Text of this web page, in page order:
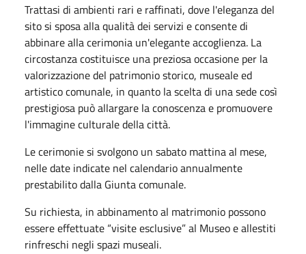
Trattasi di ambienti rari e raffinati, dove l'eleganza del
sito si sposa alla qualità dei servizi e consente di
abbinare alla cerimonia un'elegante accoglienza. La
circostanza costituisce una preziosa occasione per la
valorizzazione del patrimonio storico, museale ed
artistico comunale, in quanto la scelta di una sede così
prestigiosa può allargare la conoscenza e promuovere
l'immagine culturale della città.
Le cerimonie si svolgono un sabato mattina al mese,
nelle date indicate nel calendario annualmente
prestabilito dalla Giunta comunale.
Su richiesta, in abbinamento al matrimonio possono
essere effettuate “visite esclusive” al Museo e allestiti
rinfreschi negli spazi museali.